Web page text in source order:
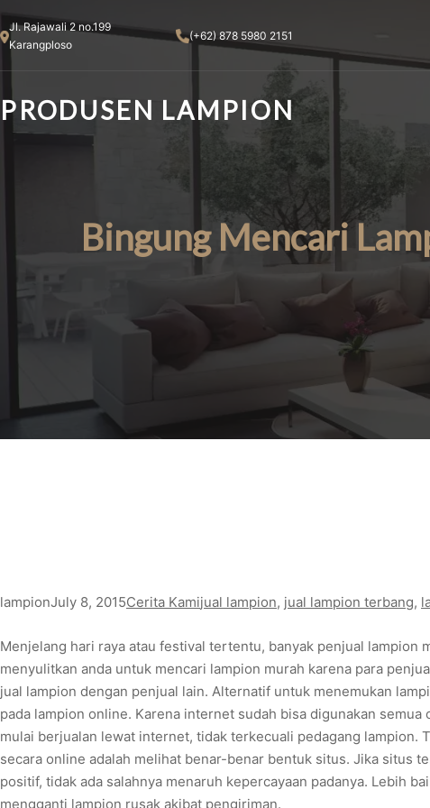
to
content
Jl. Rajawali 2 no.199
Karangploso
(+62) 878 5980 2151
PRODUSEN LAMPION
Bingung Mencari
lampionJuly 8, 2015Cerita Kamijual lampion, jual lampion terbang,
Menjelang hari raya atau festival tertentu, banyak penjual lampion
menyulitkan anda untuk mencari lampion murah karena para
jual lampion dengan penjual lain. Alternatif untuk menemukan
pada lampion online. Karena internet sudah bisa digunakan
mulai berjualan lewat internet, tidak terkecuali pedagang lampion.
secara online adalah melihat benar-benar bentuk situs. Jika situs
positif, tidak ada salahnya menaruh kepercayaan padanya. Lebih
mengganti lampion rusak akibat pengiriman.